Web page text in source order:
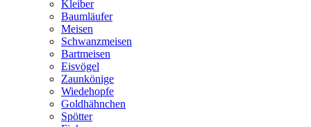
Kleiber
Baumläufer
Meisen
Schwanzmeisen
Bartmeisen
Eisvögel
Zaunkönige
Wiedehopfe
Goldhähnchen
Spötter